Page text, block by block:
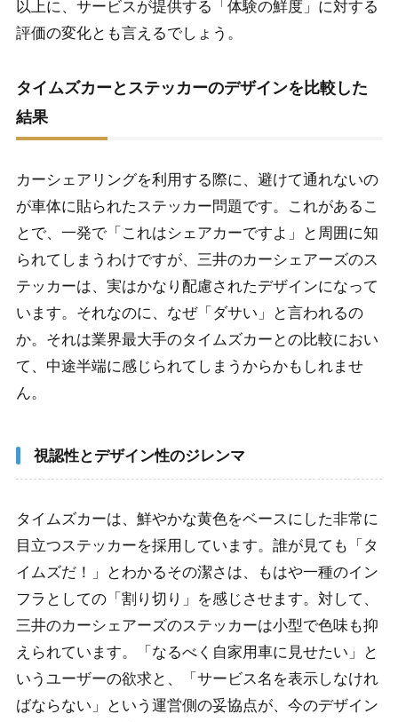
2-4-1. イメージに踊らされない「使いこなし」の重要性
答え
以上に、サービスが提供する「体験の鮮度」に対する
評価の変化とも言えるでしょう。
タイムズカーとステッカーのデザインを比較した
結果
カーシェアリングを利用する際に、避けて通れないの
が車体に貼られたステッカー問題です。これがあるこ
とで、一発で「これはシェアカーですよ」と周囲に知
られてしまうわけですが、三井のカーシェアーズのス
テッカーは、実はかなり配慮されたデザインになって
います。それなのに、なぜ「ダサい」と言われるの
か。それは業界最大手のタイムズカーとの比較におい
て、中途半端に感じられてしまうからかもしれませ
ん。
視認性とデザイン性のジレンマ
タイムズカーは、鮮やかな黄色をベースにした非常に
目立つステッカーを採用しています。誰が見ても「タ
イムズだ！」とわかるその潔さは、もはや一種のイン
フラとしての「割り切り」を感じさせます。対して、
三井のカーシェアーズのステッカーは小型で色味も抑
えられています。「なるべく自家用車に見せたい」と
いうユーザーの欲求と、「サービス名を表示しなけれ
ばならない」という運営側の妥協点が、今のデザイン